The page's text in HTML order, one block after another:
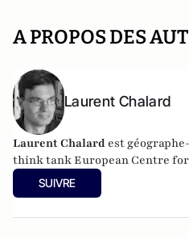
A PROPOS DES
Laurent Chalard
Laurent Chalard est
think tankEuropean Centre
SUIVRE